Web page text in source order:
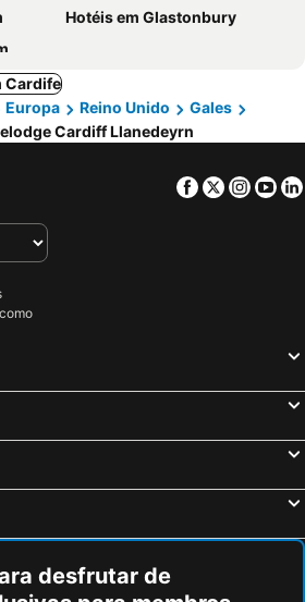
Hotéis em Glastonbury
Cardife
Europa Reino Unido
Gales
Cardiff Llanedeyrn
Facebook
Twitter
desfrutar de